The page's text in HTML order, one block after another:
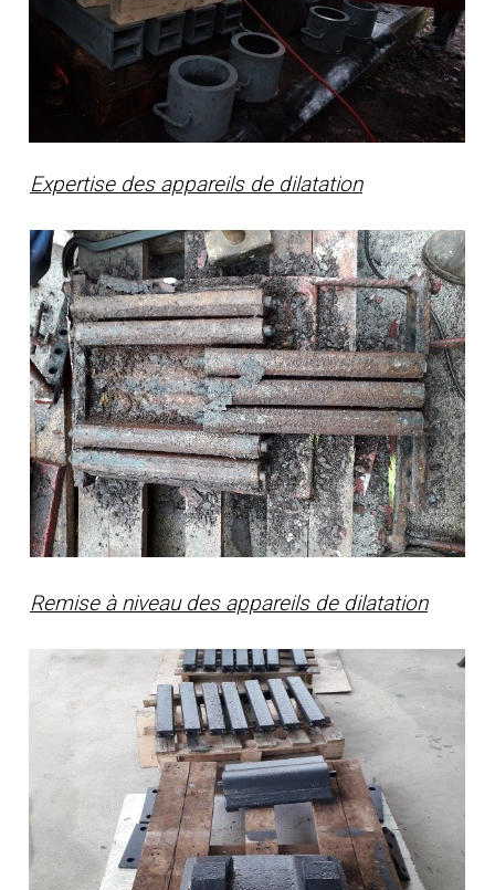
Expertise des appareils de dilatation
Remise à niveau des appareils de dilatation